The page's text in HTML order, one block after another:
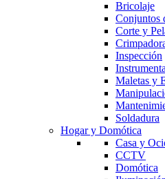
Bricolaje
Conjuntos
Corte y
Inspección
Maletas y
Soldadura
Hogar y Domótica
Casa y
CCTV
Domótica